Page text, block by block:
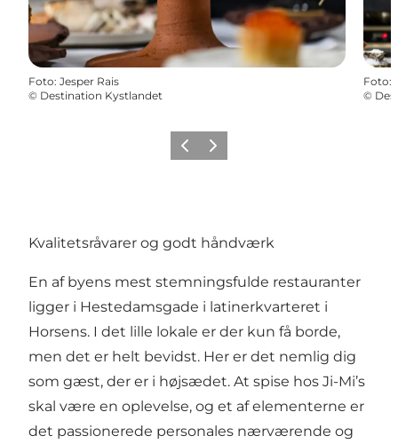
Foto: Jesper Rais
© Destination Kystlandet
Foto:
©
ForrigeNæste
Kvalitetsråvarer og godt håndværk
En af byens mest stemningsfulde restauranter
ligger i Hestedamsgade i latinerkvarteret i
Horsens. I det lille lokale er der kun få borde,
men det er helt bevidst. Her er det nemlig dig
som gæst, der er i højsædet. At spise hos Ji-Mi’s
skal være en oplevelse, og et af elementerne er
det passionerede personales nærværende og